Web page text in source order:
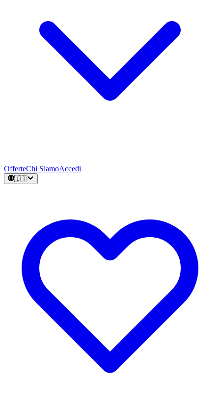
OfferteChi SiamoAccedi
🇮🇹